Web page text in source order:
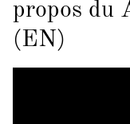
propos du
(EN)